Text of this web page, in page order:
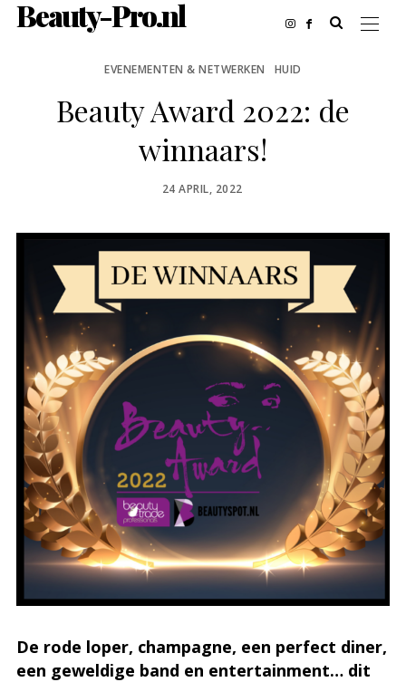
Beauty-Pro.nl
EVENEMENTEN & NETWERKEN HUID
Beauty Award 2022: de
winnaars!
POSTED
24 APRIL, 2022
De rode loper, champagne, een perfect diner,
een geweldige band en entertainment… dit